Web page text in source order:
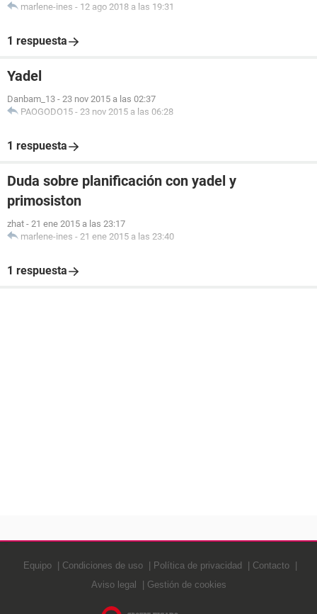
marlene-ines - 12 ago 2018 a las 19:31
1 respuesta
Yadel
Danbam_13 - 23 nov 2015 a las 02:37
PAOGODO15 - 23 nov 2015 a las 06:28
1 respuesta
Duda sobre planificación con yadel y
primosiston
zhat - 21 ene 2015 a las 23:17
marlene-ines - 21 ene 2015 a las 23:40
1 respuesta
Equipo Condiciones de uso Política de privacidad
Contacto
Aviso legal
Gestión de cookies